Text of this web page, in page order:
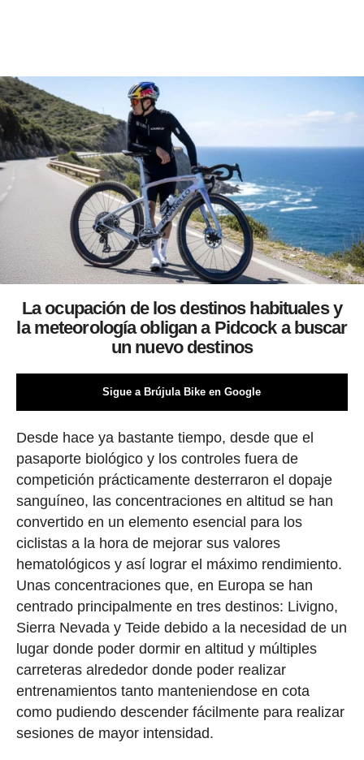
La ocupación de los destinos habituales y
la meteorología obligan a Pidcock a buscar
un nuevo destinos
Sigue a Brújula Bike en Google
Desde hace ya bastante tiempo, desde que el
pasaporte biológico y los controles fuera de
competición prácticamente desterraron el dopaje
sanguíneo, las concentraciones en altitud se han
convertido en un elemento esencial para los
ciclistas a la hora de mejorar sus valores
hematológicos y así lograr el máximo rendimiento.
Unas concentraciones que, en Europa se han
centrado principalmente en tres destinos: Livigno,
Sierra Nevada y Teide debido a la necesidad de un
lugar donde poder dormir en altitud y múltiples
carreteras alrededor donde poder realizar
entrenamientos tanto manteniendose en cota
como pudiendo descender fácilmente para realizar
sesiones de mayor intensidad.